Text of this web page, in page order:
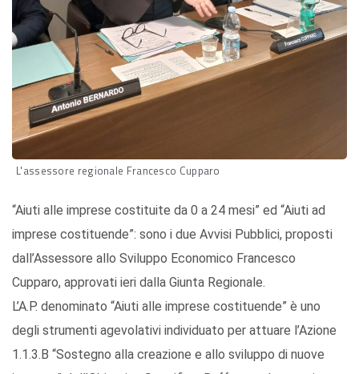
L'assessore regionale Francesco Cupparo
“Aiuti alle imprese costituite da 0 a 24 mesi” ed “Aiuti ad
imprese costituende”: sono i due Avvisi Pubblici, proposti
dall’Assessore allo Sviluppo Economico Francesco
Cupparo, approvati ieri dalla Giunta Regionale.
L’A.P. denominato “Aiuti alle imprese costituende” è uno
degli strumenti agevolativi individuato per attuare l’Azione
1.1.3.B “Sostegno alla creazione e allo sviluppo di nuove